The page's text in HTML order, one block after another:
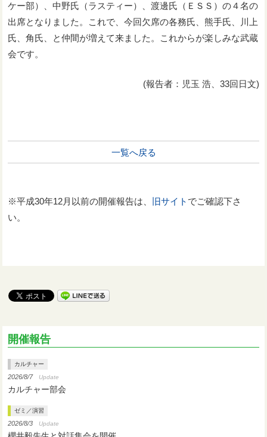
ケー部）、中野氏（ラスティー）、渡邊氏（ＥＳＳ）の４名の
出席となりました。これで、今回欠席の各務氏、熊手氏、川上
氏、角氏、と仲間が増えて来ました。これからが楽しみな武蔵
会です。
(報告者：児玉 浩、33回日文)
一覧へ戻る
※平成30年12月以前の開催報告は、 旧サイト でご確認下さ
い。
開催報告
カルチャー
2026/8/7 Update
カルチャー部会
ゼミ／演習
2026/8/3 Update